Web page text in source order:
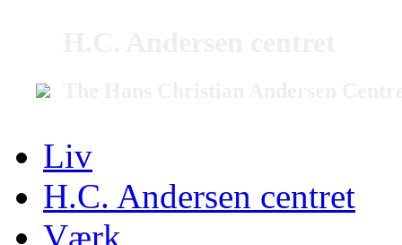
Liv
H.C. Andersen centret
Værk